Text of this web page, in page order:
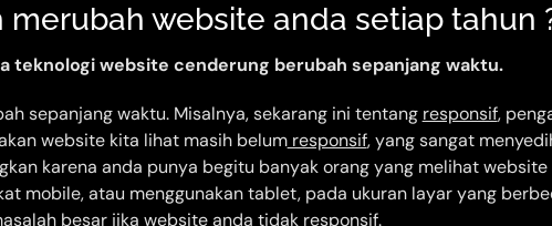
merubah website anda setiap tahun
teknologi website cenderung berubah sepanjang waktu.
sepanjang waktu. Misalnya, sekarang ini tentang responsif,
website kita lihat masih belumresponsif, yang sangat
karena anda punya begitu banyak orang yang melihat website
mobile, atau menggunakan tablet, pada ukuran layar yang
besar jika website anda tidak responsif.